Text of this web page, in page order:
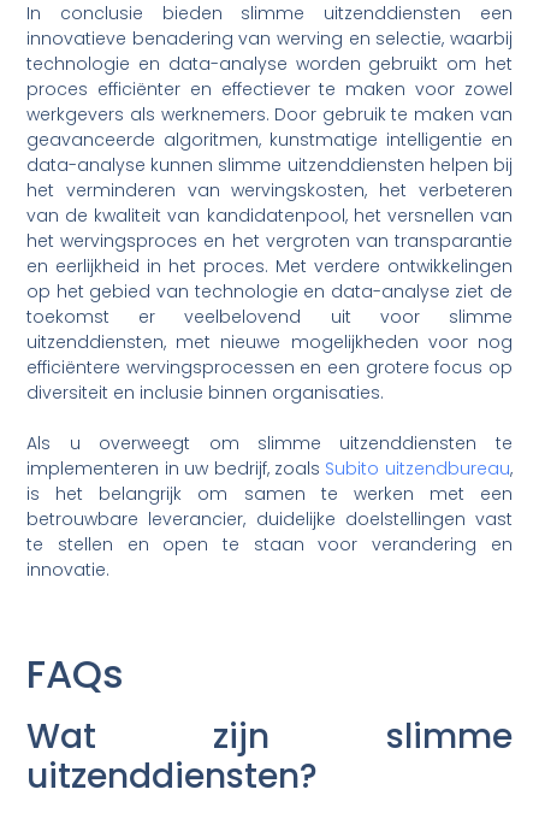
In conclusie bieden slimme uitzenddiensten een
innovatieve benadering van werving en selectie, waarbij
technologie en data-analyse worden gebruikt om het
proces efficiënter en effectiever te maken voor zowel
werkgevers als werknemers. Door gebruik te maken van
geavanceerde algoritmen, kunstmatige intelligentie en
data-analyse kunnen slimme uitzenddiensten helpen bij
het verminderen van wervingskosten, het verbeteren
van de kwaliteit van kandidatenpool, het versnellen van
het wervingsproces en het vergroten van transparantie
en eerlijkheid in het proces. Met verdere ontwikkelingen
op het gebied van technologie en data-analyse ziet de
toekomst er veelbelovend uit voor slimme
uitzenddiensten, met nieuwe mogelijkheden voor nog
efficiëntere wervingsprocessen en een grotere focus op
diversiteit en inclusie binnen organisaties.
Als u overweegt om slimme uitzenddiensten te
implementeren in uw bedrijf, zoals Subito uitzendbureau,
is het belangrijk om samen te werken met een
betrouwbare leverancier, duidelijke doelstellingen vast
te stellen en open te staan voor verandering en
innovatie.
FAQs
Wat zijn slimme
uitzenddiensten?